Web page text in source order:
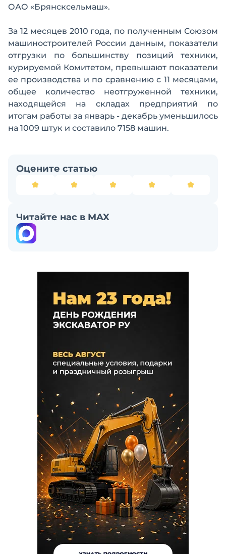
ОАО «Брянсксельмаш».
За 12 месяцев 2010 года, по полученным Союзом
машиностроителей России данным, показатели
отгрузки по большинству позиций техники,
курируемой Комитетом, превышают показатели
ее производства и по сравнению с 11 месяцами,
общее количество неотгруженной техники,
находящейся на складах предприятий по
итогам работы за январь - декабрь уменьшилось
на 1009 штук и составило 7158 машин.
Оцените статью
Читайте нас в MAX